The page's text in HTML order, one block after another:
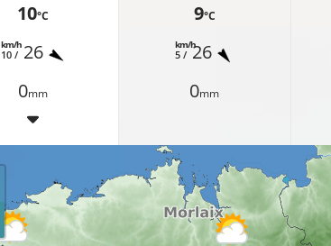
10°C
10 /
km/h 26
0mm
9°C
5 /
km/h26
0mm